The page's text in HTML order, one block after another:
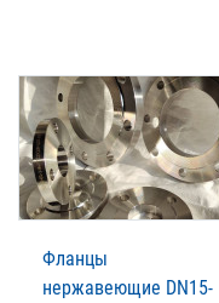
Фланцы
нержавеющие DN15-